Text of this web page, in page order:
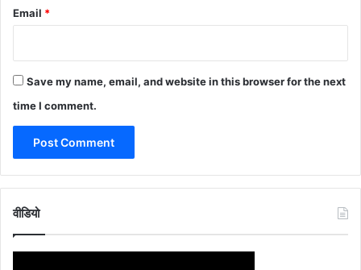
Email *
Save my name, email, and website in this browser for the next
time I comment.
वीडियो